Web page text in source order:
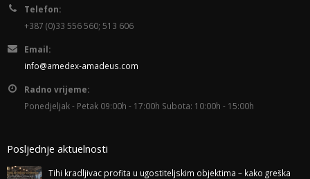
Telefon:
+387 (0)33 556 560; 513 606
Email:
info@amedex-amadeus.com
Radno vrijeme:
Ponedjeljak - Petak 09:00h - 17:00h Subota: 10:00h - 15:00h
Posljednje aktuelnosti
Tihi kradljivac profita u ugostiteljskim objektima – kako greška